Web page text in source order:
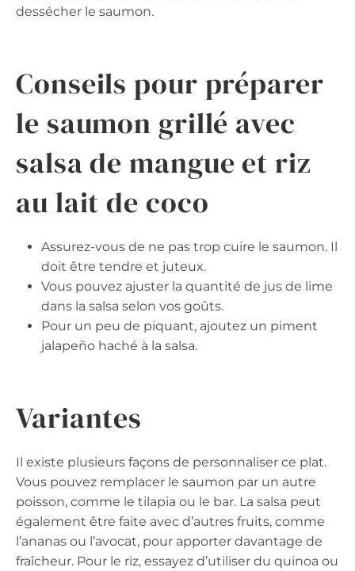
dessécher le saumon.
Conseils pour préparer
le saumon grillé avec
salsa de mangue et riz
au lait de coco
Assurez-vous de ne pas trop cuire le saumon. Il
doit être tendre et juteux.
Vous pouvez ajuster la quantité de jus de lime
dans la salsa selon vos goûts.
Pour un peu de piquant, ajoutez un piment
jalapeño haché à la salsa.
Variantes
Il existe plusieurs façons de personnaliser ce plat.
Vous pouvez remplacer le saumon par un autre
poisson, comme le tilapia ou le bar. La salsa peut
également être faite avec d’autres fruits, comme
l’ananas ou l’avocat, pour apporter davantage de
fraîcheur. Pour le riz, essayez d’utiliser du quinoa ou